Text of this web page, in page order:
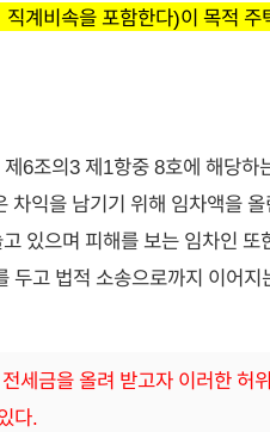
계비속을 포함한다)이 목적 주
6조의3 제1항중 8호에 해당하
차익을 남기기 위해 임차액을
있으며 피해를 보는 임차인 또
두고 법적 소송으로까지 이어
세금을 올려 받고자 이러한 허
다.